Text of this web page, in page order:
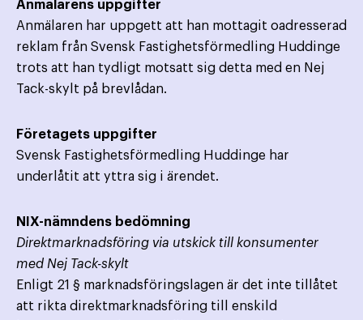
Anmälarens uppgifter
Anmälaren har uppgett att han mottagit oadresserad
reklam från Svensk Fastighetsförmedling Huddinge
trots att han tydligt motsatt sig detta med en Nej
Tack-skylt på brevlådan.
Företagets uppgifter
Svensk Fastighetsförmedling Huddinge har
underlåtit att yttra sig i ärendet.
NIX-nämndens bedömning
Direktmarknadsföring via utskick till konsumenter
med Nej Tack-skylt
Enligt 21 § marknadsföringslagen är det inte tillåtet
att rikta direktmarknadsföring till enskild